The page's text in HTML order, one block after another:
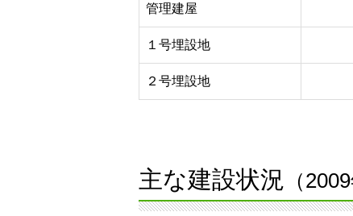
管理建屋
１号埋設地
２号埋設地
主な建設状況 （